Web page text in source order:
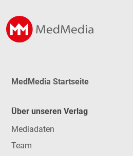
MedMedia Startseite
Über unseren Verlag
Mediadaten
Team